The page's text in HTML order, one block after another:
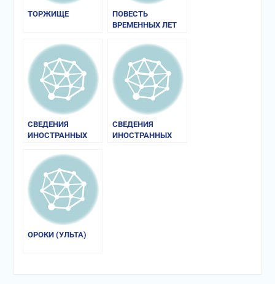
ТОРЖИЩЕ
ПОВЕСТЬ
ВРЕМЕННЫХ ЛЕТ
СВЕДЕНИЯ
ИНОСТРАННЫХ
РУСИ И РУГАХ
СВЕДЕНИЯ
ИНОСТРАННЫХ
ОРОКИ (УЛЬТА)